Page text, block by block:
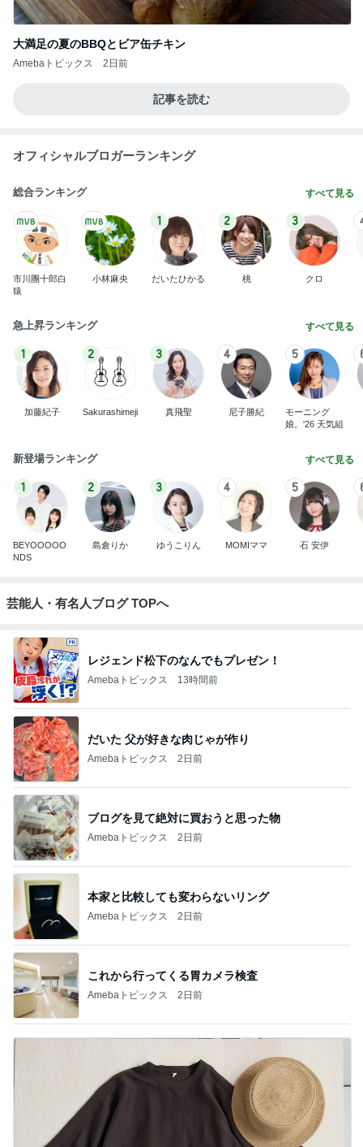
大満足の夏のBBQとビア缶チキン
Amebaトピックス 2日前
記事を読む
オフィシャルブロガーランキング
総合ランキング すべて見る
市川團十郎白
猿
1 2 3
急上昇ランキング すべて見る
1 2 3 4 5
娘。'26 天気組
新登場ランキング すべて見る
1
NDS
2 3 4 5
芸能人・有名人ブログ TOPへ
レジェンド松下のなんでもプレゼン！
Amebaトピックス 13時間前
だいた 父が好きな肉じゃが作り
Amebaトピックス 2日前
ブログを見て絶対に買おうと思った物
Amebaトピックス 2日前
本家と比較しても変わらないリング
Amebaトピックス 2日前
これから行ってくる胃カメラ検査
Amebaトピックス 2日前